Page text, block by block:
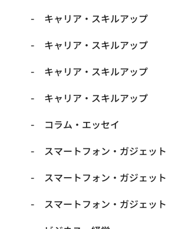
キャリア・スキルアップ
キャリア・スキルアップ
キャリア・スキルアップ
キャリア・スキルアップ
コラム・エッセイ
スマートフォン・ガジェット
スマートフォン・ガジェット
スマートフォン・ガジェット